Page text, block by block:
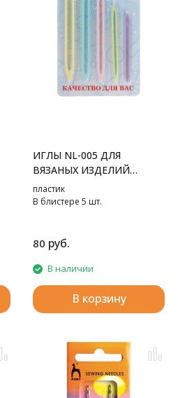
ИГЛЫ NL-005 ДЛЯ
ВЯЗАНЫХ ИЗДЕЛИЙ
GAMMA
пластик
В блистере 5 шт.
80 руб.
В наличии
В корзину